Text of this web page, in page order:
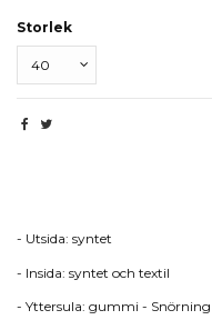
Storlek
- Utsida: syntet
- Insida: syntet och textil
- Yttersula: gummi - Snörning